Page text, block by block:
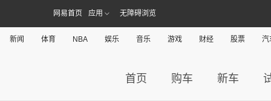
网易首页 应用 无障碍浏览
新闻 体育 NBA 娱乐 音乐 游戏 财经 股票 汽
首页 购车 新车